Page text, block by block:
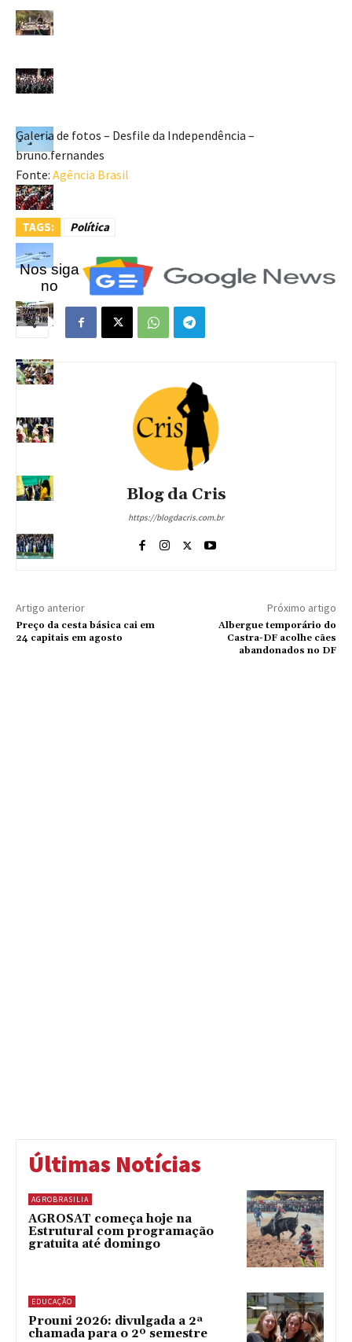
Galeria de fotos – Desfile da Independência –
bruno.fernandes
Fonte: Agência Brasil
TAGS: Política
Nos siga
no
Blog da Cris
https://blogdacris.com.br
Artigo anterior
Preço da cesta básica cai em
24 capitais em agosto
Próximo artigo
Albergue temporário do
Castra-DF acolhe cães
abandonados no DF
Últimas Notícias
AGROBRASILIA
AGROSAT começa hoje na
Estrutural com programação
gratuita até domingo
EDUCAÇÃO
Prouni 2026: divulgada a 2ª
chamada para o 2º semestre